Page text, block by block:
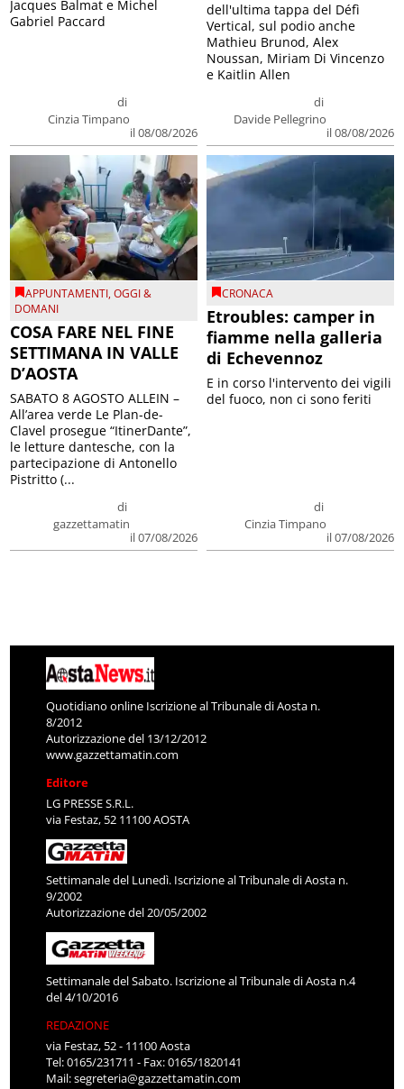
di
Cinzia Timpano
il 08/08/2026
Jacques Balmat e Michel
Gabriel Paccard
di
Davide Pellegrino
il 08/08/2026
dell'ultima tappa del Défì
Vertical, sul podio anche
Mathieu Brunod, Alex
Noussan, Miriam Di Vincenzo
e Kaitlin Allen
APPUNTAMENTI,OGGI &
DOMANI
COSA FARE NEL FINE
SETTIMANA IN VALLE
D’AOSTA
di
gazzettamatin
il 07/08/2026
SABATO 8 AGOSTO ALLEIN –
All’area verde Le Plan-de-
Clavel prosegue “ItinerDante”,
le letture dantesche, con la
partecipazione di Antonello
Pistritto (...
CRONACA
Etroubles: camper in
fiamme nella galleria
di Echevennoz
di
Cinzia Timpano
il 07/08/2026
E in corso l'intervento dei vigili
del fuoco, non ci sono feriti
Quotidiano online Iscrizione al Tribunale di Aosta n.
8/2012
Autorizzazione del 13/12/2012
www.gazzettamatin.com
Editore
LG PRESSE S.R.L.
via Festaz, 52 11100 AOSTA
Settimanale del Lunedì. Iscrizione al Tribunale di Aosta n.
9/2002
Autorizzazione del 20/05/2002
Settimanale del Sabato. Iscrizione al Tribunale di Aosta n.4
del 4/10/2016
REDAZIONE
via Festaz, 52 - 11100 Aosta
Tel: 0165/231711 - Fax: 0165/1820141
Mail:segreteria@gazzettamatin.com